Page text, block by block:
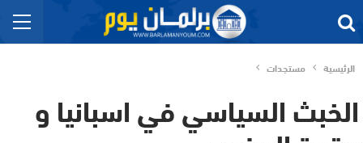
الرئيسية مستجدات
الخبث السياسي في اسبانيا و